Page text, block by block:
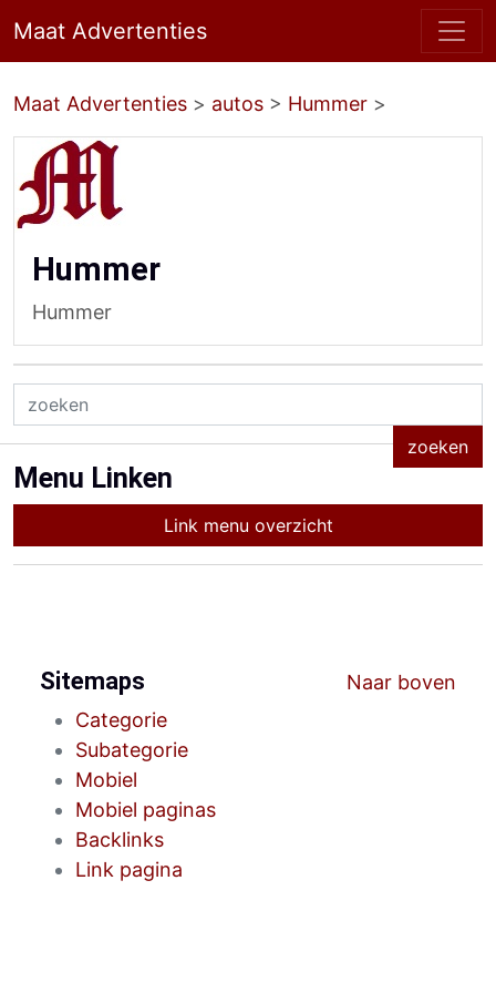
Maat Advertenties
Maat Advertenties > autos > Hummer >
Hummer
Hummer
Menu Linken
Link menu overzicht
Naar boven
Sitemaps
Categorie
Subategorie
Mobiel
Mobiel paginas
Backlinks
Link pagina